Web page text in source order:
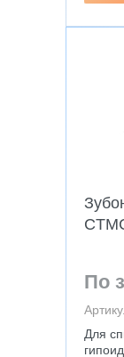
По
Для